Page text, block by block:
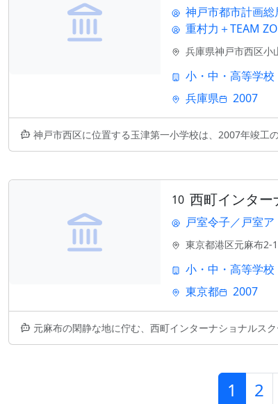
神戸市都市計画総
重村力＋TEAM
兵庫県神戸市西区小
小・中・高等学校
兵庫県
2007
神戸市西区に位置する玉津第一小学校は、2007年竣工の現代的な
10 西町インタ
戸室令子／戸室ア
東京都港区元麻布2-
小・中・高等学校
東京都
2007
元麻布の閑静な地に佇む、西町インターナショナルスクールの八
1 2